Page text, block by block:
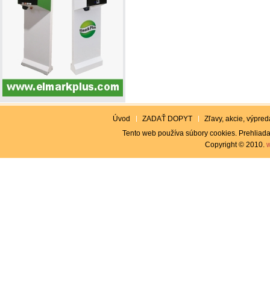
Úvod ZADAŤ DOPYT
Zľavy, akcie,
Tento web používa súbory cookies.
Copyright © 2010.